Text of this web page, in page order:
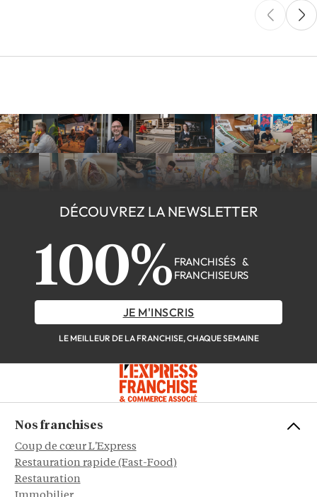
Franchise
propose de
stories
inspirantes.
franchise
propose de
stories
DÉCOUVREZ LA NEWSLETTER
100% FRANCHISÉS &
FRANCHISEURS
JE M'INSCRIS
LE MEILLEUR DE LA FRANCHISE, CHAQUE SEMAINE
Nos franchises
Coup de cœur L'Express
Restauration rapide (Fast-Food)
Restauration